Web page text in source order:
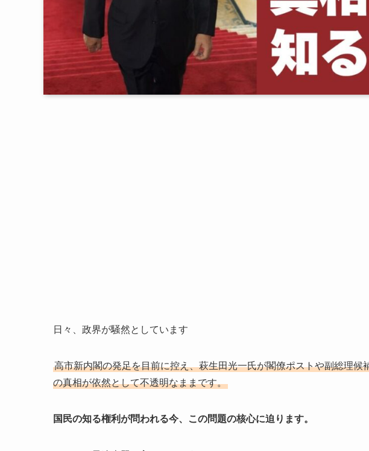
日々、政界が騒然としています
高市新内閣の発足を目前に控え、萩生田光一氏が閣僚ポストや副総理候
の真相が依然として不透明なままです。
国民の知る権利が問われる今、この問題の核心に迫ります。